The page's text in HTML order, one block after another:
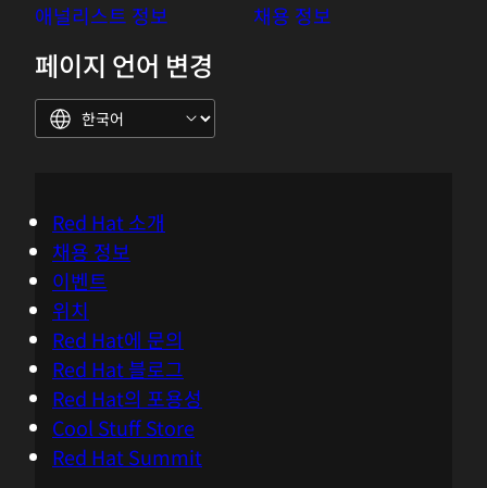
애널리스트 정보
채용 정보
페이지 언어 변경
Red Hat 소개
채용 정보
이벤트
위치
Red Hat에 문의
Red Hat 블로그
Red Hat의 포용성
Cool Stuff Store
Red Hat Summit